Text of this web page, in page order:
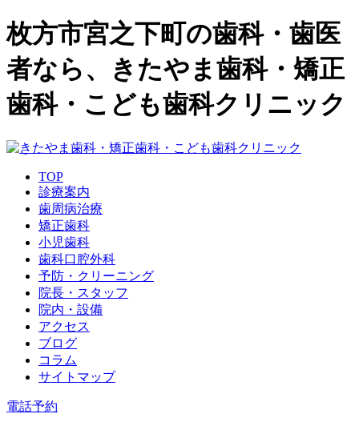
枚方市宮之下町の歯科・歯医
者なら、きたやま歯科・矯正
歯科・こども歯科クリニック
TOP
診療案内
歯周病治療
矯正歯科
小児歯科
歯科口腔外科
予防・クリーニング
院長・スタッフ
院内・設備
アクセス
ブログ
コラム
サイトマップ
電話予約